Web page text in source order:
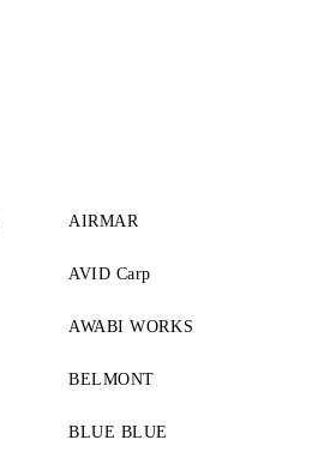
AIRMAR
AVID Carp
AWABI WORKS
BELMONT
BLUE BLUE